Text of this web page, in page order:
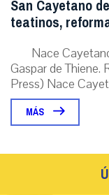
San Cayetano
teatinos,
Nace
Gaspar de
Press) Nace
MÁS